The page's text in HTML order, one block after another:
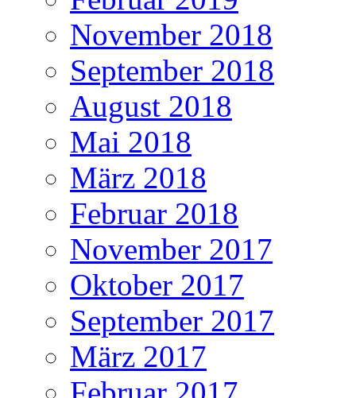
November 2018
September 2018
August 2018
Mai 2018
März 2018
Februar 2018
November 2017
Oktober 2017
September 2017
März 2017